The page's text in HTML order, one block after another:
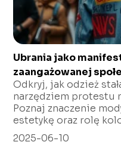
Ubrania jako
zaangażowanej
Odkryj, jak odzież
narzędziem protestu
Poznaj znaczenie
estetykę oraz rolę
2025-06-10